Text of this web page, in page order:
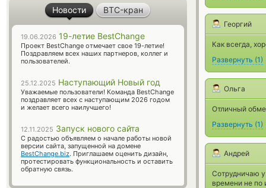
Георгий
Как всегда,
Развернуть (1)
Ольга
Отличный
Развернуть (1)
Андрей
Сотрудничаю
времени не по
Новости BTC-кран
19.06.2026 19-летие BestChange
Проект BestChange отмечает свое 19-летие!
Поздравляем всех наших партнеров, коллег и
пользователей.
25.12.2025 Наступающий Новый год
Уважаемые пользователи! Команда BestChange
поздравляет всех с наступающим 2026 годом
и желает всего наилучшего!
12.11.2025 Запуск нового сайта
С радостью объявляем о начале работы новой
версии сайта, запущенной на домене
BestChange.biz. Приглашаем оценить дизайн,
протестировать функциональность и оставить
обратную связь.